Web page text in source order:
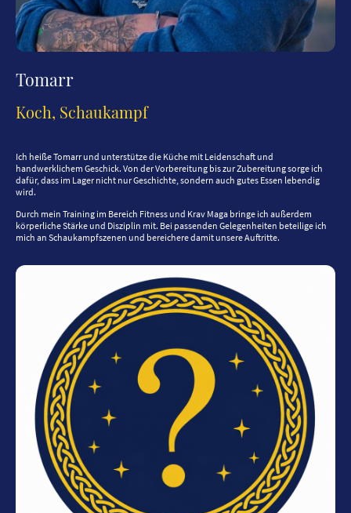
Tomarr
Koch, Schaukampf
Ich heiße Tomarr und unterstütze die Küche mit Leidenschaft und
handwerklichem Geschick. Von der Vorbereitung bis zur Zubereitung sorge ich
dafür, dass im Lager nicht nur Geschichte, sondern auch gutes Essen lebendig
wird.
Durch mein Training im Bereich Fitness und Krav Maga bringe ich außerdem
körperliche Stärke und Disziplin mit. Bei passenden Gelegenheiten beteilige ich
mich an Schaukampfszenen und bereichere damit unsere Auftritte.